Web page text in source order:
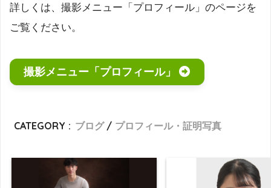
詳しくは、撮影メニュー「プロフィール」のページを
ご覧ください。
撮影メニュー「プロフィール」
CATEGORY : ブログ プロフィール・証明写真